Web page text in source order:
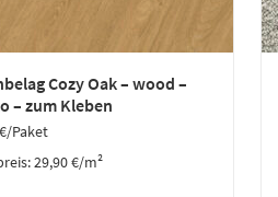
Cozy Oak – wood –
– zum Kleben
€/Paket
29,90€/m²